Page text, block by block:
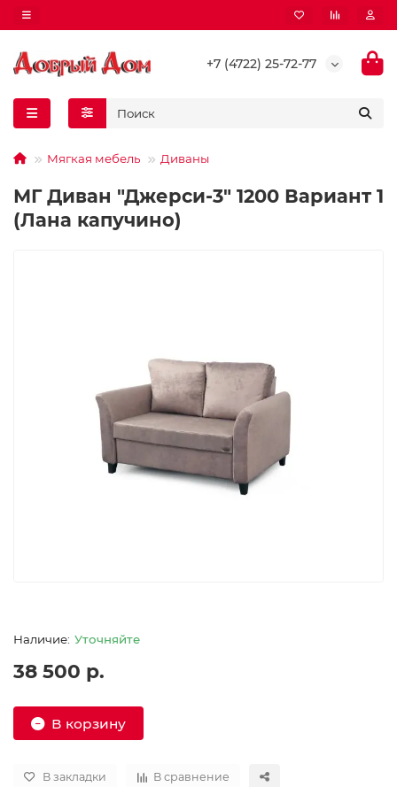
+7 (4722) 25-72-77
Мягкая мебель Диваны
МГ Диван "Джерси-3" 1200 Вариант 1
(Лана капучино)
Уточняйте
38 500 р.
В корзину
В закладки В сравнение